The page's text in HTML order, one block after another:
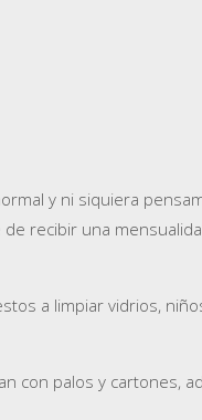
y ni siquiera
recibir una
a limpiar vidrios,
con palos y cartones,